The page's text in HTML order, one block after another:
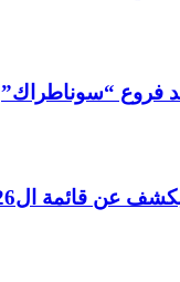
فروع “سوناطراك”